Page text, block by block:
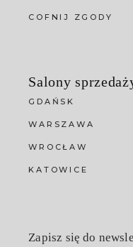
COFNIJ ZGODY
Salony
GDAŃSK
WARSZAWA
WROCŁAW
KATOWICE
Zapisz się do